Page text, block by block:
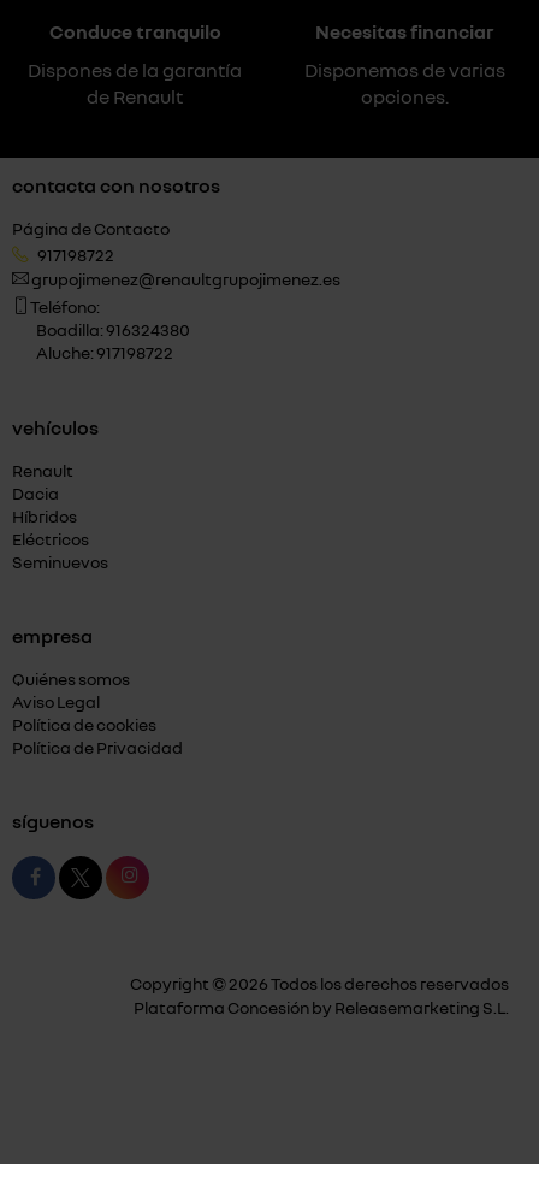
Conduce tranquilo
Dispones de la garantía
de Renault
Necesitas financiar
Disponemos de varias
opciones.
contacta con nosotros
Página de Contacto
917198722
grupojimenez@renaultgrupojimenez.es
Teléfono:
Boadilla: 916324380
Aluche: 917198722
vehículos
Renault
Dacia
Híbridos
Eléctricos
Seminuevos
empresa
Quiénes somos
Aviso Legal
Política de cookies
Política de Privacidad
síguenos
Copyright © 2026 Todos los derechos reservados
Plataforma Concesión by Releasemarketing S.L.